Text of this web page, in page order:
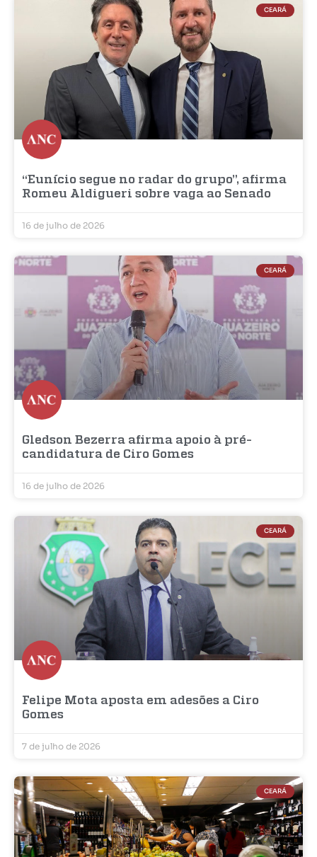
CEARÁ
“Eunício segue no radar do grupo”, afirma
Romeu Aldigueri sobre vaga ao Senado
16 de julho de 2026
CEARÁ
Gledson Bezerra afirma apoio à pré-
candidatura de Ciro Gomes
16 de julho de 2026
CEARÁ
Felipe Mota aposta em adesões a Ciro
Gomes
7 de julho de 2026
CEARÁ